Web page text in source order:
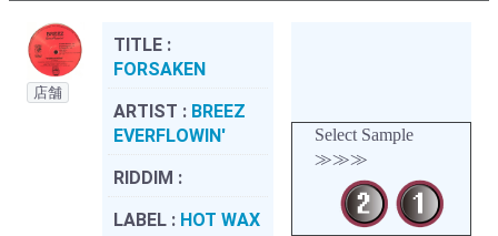
店舗
TITLE :
FORSAKEN
ARTIST : BREEZ
EVERFLOWIN'
RIDDIM :
LABEL : HOT WAX
Select Sample
≫≫≫